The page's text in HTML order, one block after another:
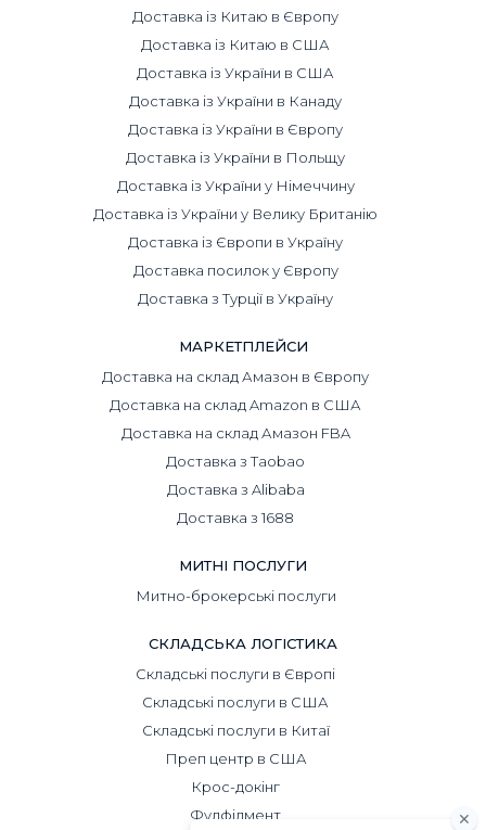
Доставка із Китаю в Європу
Доставка із Китаю в США
Доставка із України в США
Доставка із України в Канаду
Доставка із України в Європу
Доставка із України в Польщу
Доставка із України у Німеччину
Доставка із України у Велику Британію
Доставка із Європи в Україну
Доставка посилок у Європу
Доставка з Турції в Україну
МАРКЕТПЛЕЙСИ
Доставка на склад Амазон в Європу
Доставка на склад Amazon в США
Доставка на склад Амазон FBA
Доставка з Taobao
Доставка з Alibaba
Доставка з 1688
МИТНІ ПОСЛУГИ
Митно-брокерські послуги
СКЛАДСЬКА ЛОГІСТИКА
Складські послуги в Європі
Складські послуги в США
Складські послуги в Китаї
Преп центр в США
Крос-докінг
Фулфілмент